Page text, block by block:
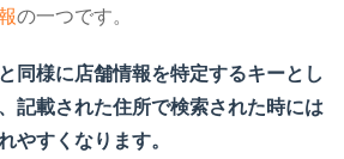
の一つです。
同様に店舗情報を特定するキーとし
記載された住所で検索された時には
やすくなります。